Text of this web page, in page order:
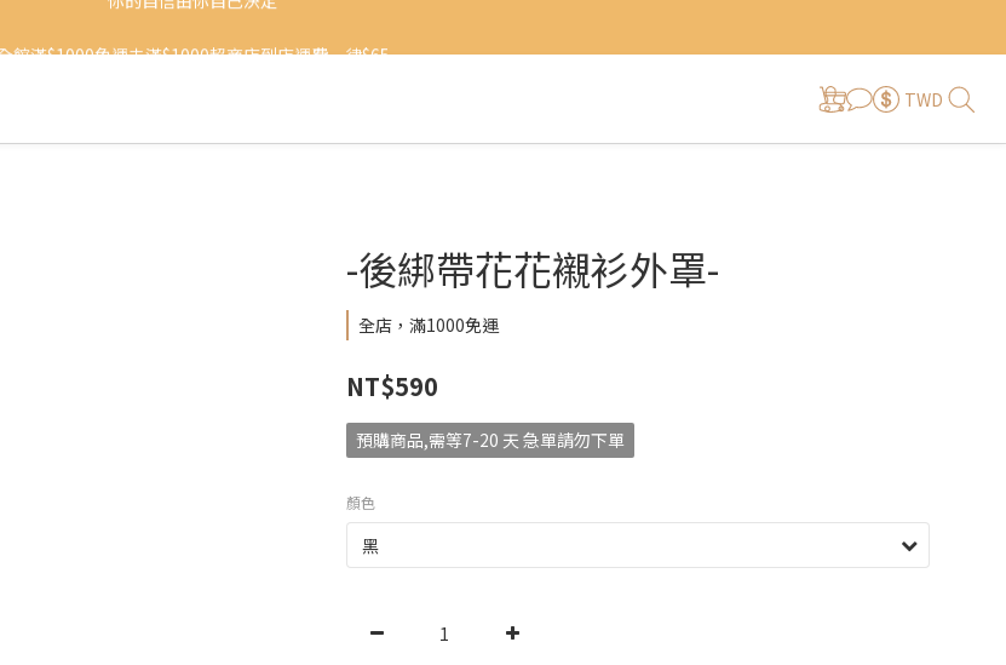
TWD
-後綁帶花花襯衫外罩-
全店，滿1000免運
NT$590
預購商品,需等7-20 天 急單請勿下單
顏色